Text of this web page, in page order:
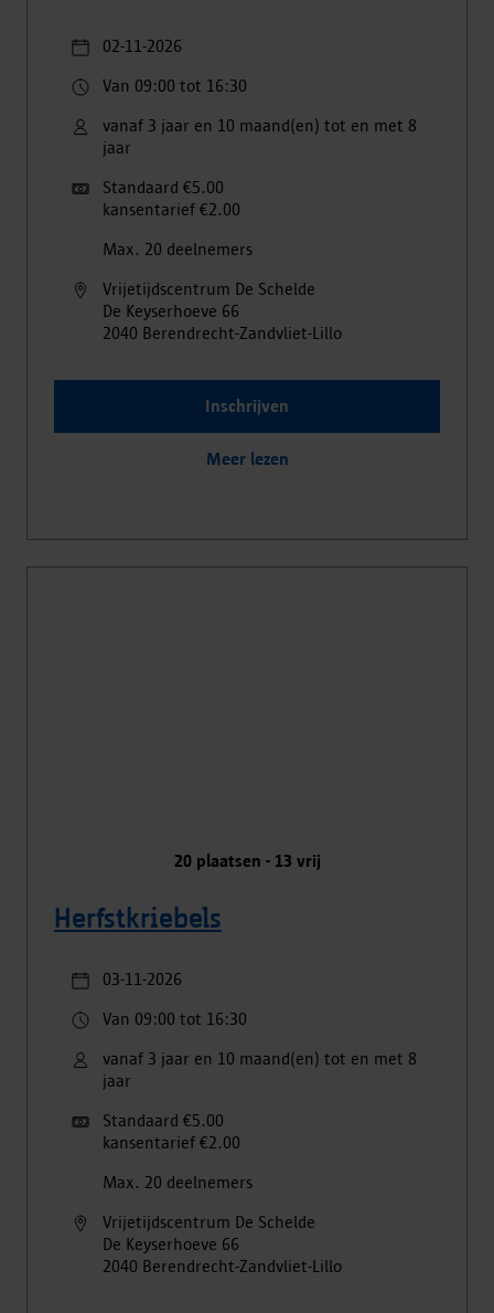
02-11-2026
Van 09:00 tot 16:30
vanaf 3 jaar en 10 maand(en) tot en met 8
jaar
Standaard €5.00
kansentarief €2.00
Max. 20 deelnemers
Vrijetijdscentrum De Schelde
De Keyserhoeve 66
2040 Berendrecht-Zandvliet-Lillo
Inschrijven
Meer lezen
20plaatsen - 13 vrij
Herfstkriebels
03-11-2026
Van 09:00 tot 16:30
vanaf 3 jaar en 10 maand(en) tot en met 8
jaar
Standaard €5.00
kansentarief €2.00
Max. 20 deelnemers
Vrijetijdscentrum De Schelde
De Keyserhoeve 66
2040 Berendrecht-Zandvliet-Lillo